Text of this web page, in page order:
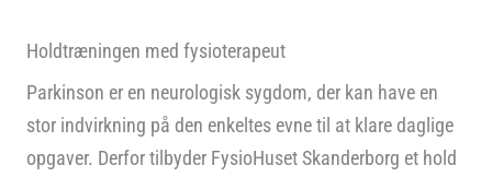
Holdtræningen med fysioterapeut
Parkinson er en neurologisk sygdom, der kan have en
stor indvirkning på den enkeltes evne til at klare daglige
opgaver. Derfor tilbyder FysioHuset Skanderborg et hold